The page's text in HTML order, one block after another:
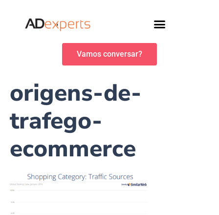
Vamos conversar?
origens-de-
trafego-
ecommerce